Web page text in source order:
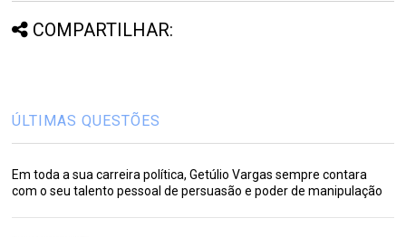
COMPARTILHAR:
ÚLTIMAS QUESTÕES
Em toda a sua carreira política, Getúlio Vargas sempre contara
com o seu talento pessoal de persuasão e poder de manipulação